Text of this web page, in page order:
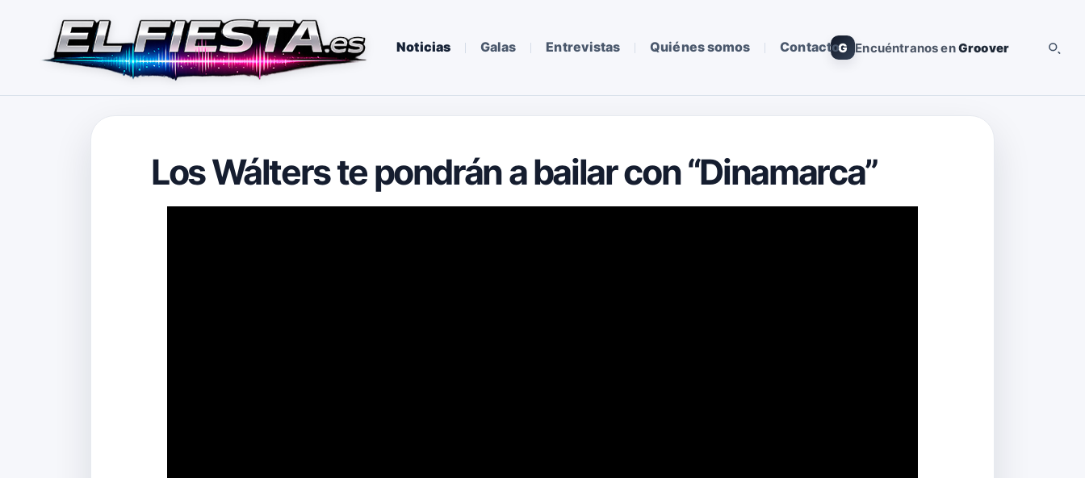
Noticias Galas Entrevistas Quiénes somos ContactoG Encuéntranos enGroover
Los Wálters te pondrán a bailar con “Dinamarca”